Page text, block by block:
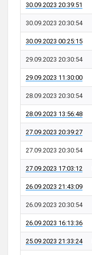
30.09.2023 20:39:51
30.09.2023 20:30:54
30.09.2023 00:25:15
29.09.2023 20:30:54
29.09.2023 11:30:00
28.09.2023 20:30:54
28.09.2023 13:56:48
27.09.2023 20:39:27
27.09.2023 20:30:54
27.09.2023 17:03:12
26.09.2023 21:43:09
26.09.2023 20:30:54
26.09.2023 16:13:36
25.09.2023 21:33:24